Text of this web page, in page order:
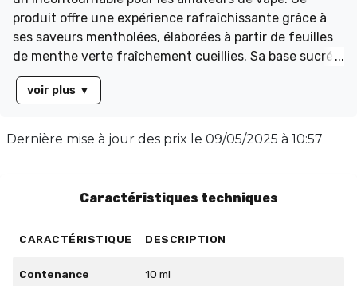
produit offre une expérience rafraîchissante grâce à
ses saveurs mentholées, élaborées à partir de feuilles
de menthe verte fraîchement cueillies. Sa base sucrée
et mentholée procure une sensation de fraîcheur
douce qui ravira votre palais à chaque bouffée. Parfait
pour une vape agréable et rafraîchissante. Disponible
manquez pas cette expérience unique !
voir plus ▼
Dernière mise à jour des prix le 09/05/2025 à 10:57
Caractéristiques techniques
CARACTÉRISTIQUE DESCRIPTION
Contenance 10 ml